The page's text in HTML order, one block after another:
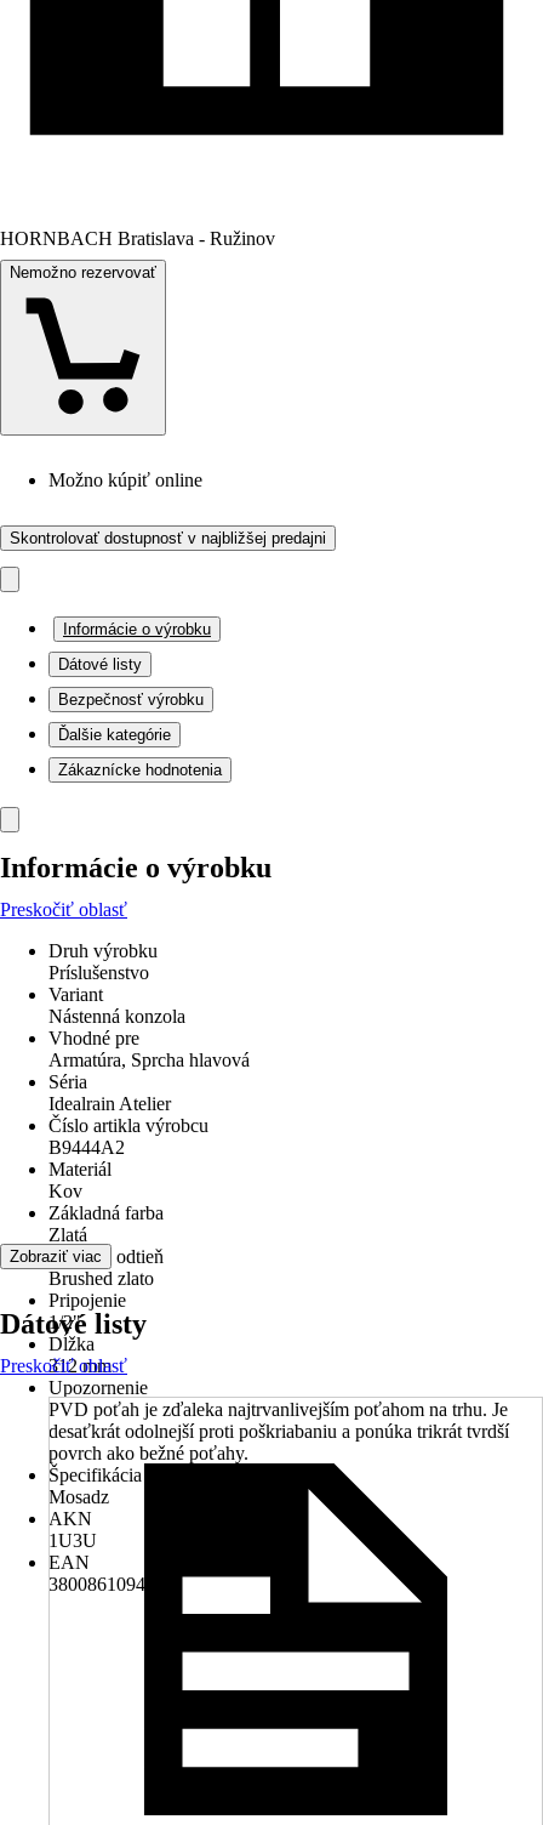
HORNBACH Bratislava - Ružinov
Nemožno rezervovať
Možno kúpiť online
Skontrolovať dostupnosť v najbližšej predajni
Informácie o výrobku
Dátové listy
Bezpečnosť výrobku
Ďalšie kategórie
Zákaznícke hodnotenia
Informácie o výrobku
Preskočiť oblasť
Druh výrobku
Príslušenstvo
Variant
Nástenná konzola
Vhodné pre
Armatúra, Sprcha hlavová
Séria
Idealrain Atelier
Číslo artikla výrobcu
B9444A2
Materiál
Kov
Základná farba
Zlatá
Farebný odtieň
Brushed zlato
Pripojenie
1/2"
Dĺžka
312 mm
Upozornenie
PVD poťah je zďaleka najtrvanlivejším poťahom na trhu. Je
desaťkrát odolnejší proti poškriabaniu a ponúka trikrát tvrdší
povrch ako bežné poťahy.
Špecifikácia materiálu
Mosadz
AKN
1U3U
EAN
3800861094968
Zobraziť viac
Dátové listy
Preskočiť oblasť